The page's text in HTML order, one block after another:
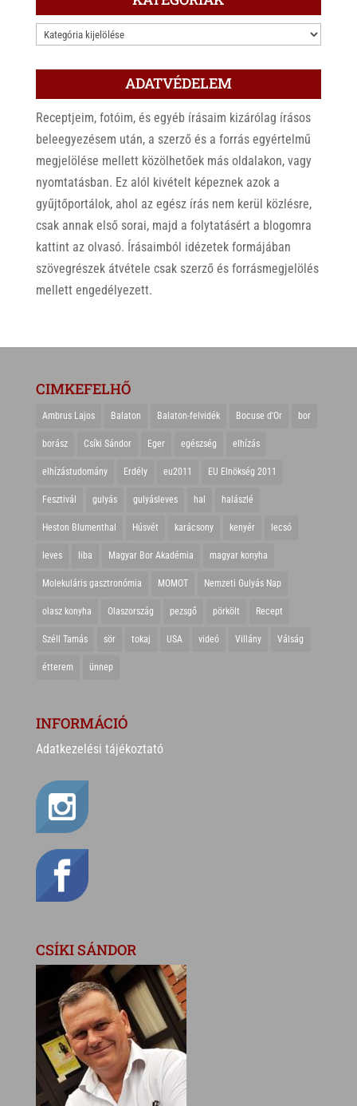
KATEGÓRIÁK
ADATVÉDELEM
Receptjeim, fotóim, és egyéb írásaim kizárólag írásos
beleegyezésem után, a szerző és a forrás egyértelmű
megjelölése mellett közölhetőek más oldalakon, vagy
nyomtatásban. Ez alól kivételt képeznek azok a
gyűjtőportálok, ahol az egész írás nem kerül közlésre,
csak annak első sorai, majd a folytatásért a blogomra
kattint az olvasó. Írásaimból idézetek formájában
szövegrészek átvétele csak szerző és forrásmegjelölés
mellett engedélyezett.
CIMKEFELHŐ
Ambrus Lajos Balaton Balaton-felvidék Bocuse d'Or bor
borász Csíki Sándor Eger egészség elhízás
elhízástudomány Erdély eu2011 EU Elnökség 2011
Fesztivál gulyás gulyásleves hal halászlé
Heston Blumenthal Húsvét karácsony kenyér lecsó
leves liba Magyar Bor Akadémia magyar konyha
Molekuláris gasztronómia MOMOT Nemzeti Gulyás Nap
olasz konyha Olaszország pezsgő pörkölt Recept
Széll Tamás sör tokaj USA videó Villány Válság
étterem ünnep
INFORMÁCIÓ
Adatkezelési tájékoztató
CSÍKI SÁNDOR